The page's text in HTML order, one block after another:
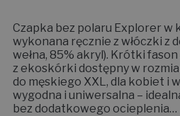
Czapka bez polaru Explorer w
wykonana ręcznie z włóczki z
wełna, 85% akryl). Krótki
z ekoskórki dostępny w
do męskiego XXL, dla kobiet i
wygodna i uniwersalna –
bez dodatkowego ocieplenia…